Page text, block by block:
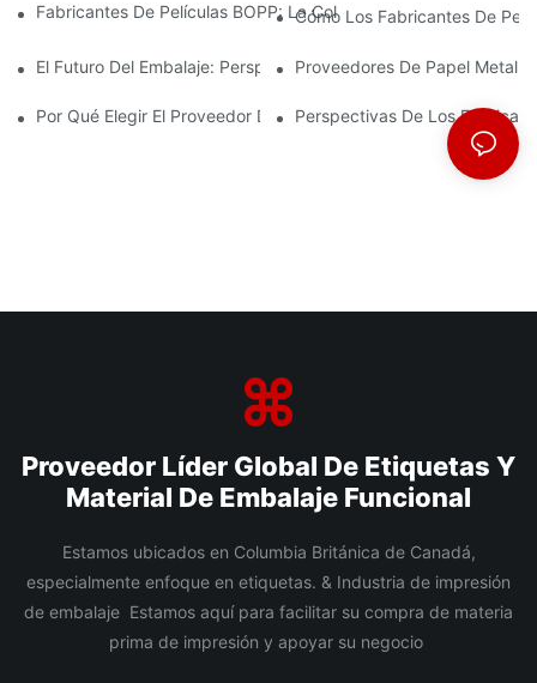
Fabricantes De Películas BOPP: La Columna Vertebral De Los
Cómo Los Fabricantes De
El Futuro Del Embalaje: Perspectivas De Los Principales
Proveedores De Papel
Por Qué Elegir El Proveedor De Película BOPP Adecuado Es
Perspectivas De Los
Proveedor Líder Global De Etiquetas Y
Material De Embalaje Funcional
Estamos ubicados en Columbia Británica de Canadá,
especialmente enfoque en etiquetas. & Industria de impresión
de embalaje Estamos aquí para facilitar su compra de materia
prima de impresión y apoyar su negocio